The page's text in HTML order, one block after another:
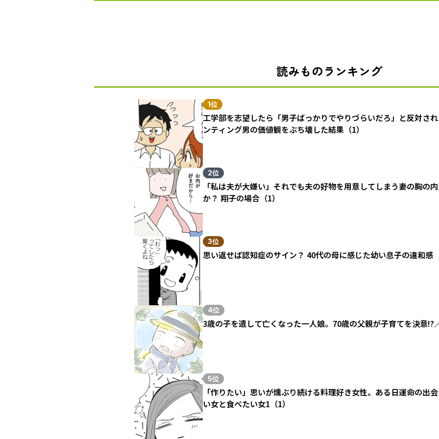
読みものランキング
1位
工学部を志望したら「男子ばっかりでやりづらいだろ」と反対さ
ンティング男の価値観をぶち壊した結果（1）
2位
「私は夫が大嫌い」それでも夫の好物を用意してしまう妻の胸の
か？ 翔子の場合（1）
3位
思い返せば認知症のサイン？ 40代の母に感じた幼い息子の違和感
4位
3歳の子を遺して亡くなった一人娘。70歳の父親が子育てを決意!?
5位
「作りたい」思いが燻ぶり続ける料理好き女性。ある日運命の出
い女と食べたい女1（1）